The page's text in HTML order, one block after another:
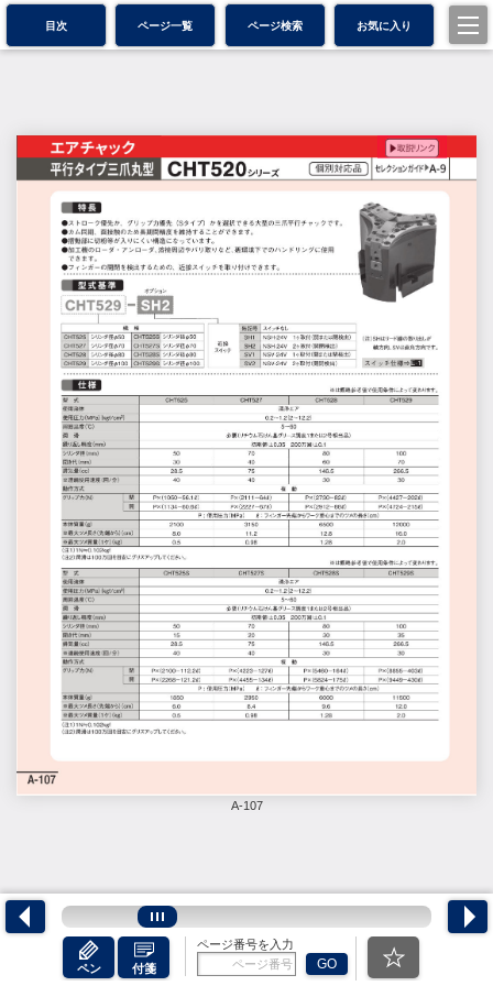
目次 ページ一覧 ページ検索 お気に入り
A-107
ペン 付箋
ページ番号を入力
GO